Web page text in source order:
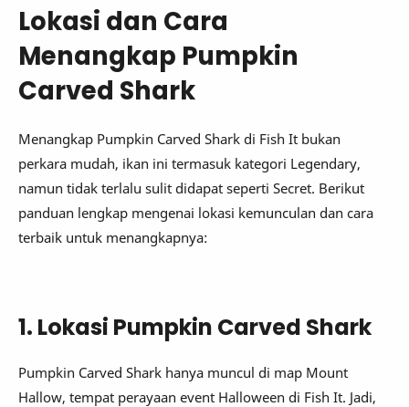
Lokasi dan Cara
Menangkap Pumpkin
Carved Shark
Menangkap Pumpkin Carved Shark di Fish It bukan
perkara mudah, ikan ini termasuk kategori Legendary,
namun tidak terlalu sulit didapat seperti Secret. Berikut
panduan lengkap mengenai lokasi kemunculan dan cara
terbaik untuk menangkapnya:
1. Lokasi Pumpkin Carved Shark
Pumpkin Carved Shark hanya muncul di map Mount
Hallow, tempat perayaan event Halloween di Fish It. Jadi,